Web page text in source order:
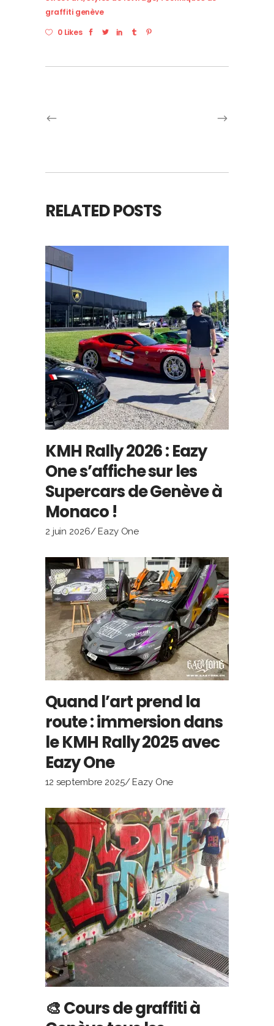
graffiti genève
0 Likes
RELATED POSTS
KMH Rally 2026 : Eazy
One s’affiche sur les
Supercars de Genève à
Monaco !
2 juin 2026 Eazy One
Quand l’art prend la
route : immersion dans
le KMH Rally 2025 avec
Eazy One
12 septembre 2025 Eazy One
🎨 Cours de graffiti à